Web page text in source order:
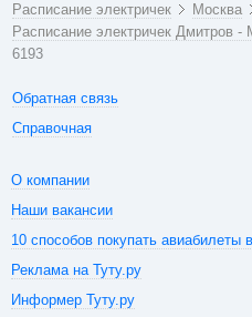
Расписание электричек Москва
Расписание электричек Дмитров -
6193
Обратная связь
Справочная
О компании
Наши вакансии
10 способов покупать авиабилеты
Реклама на Туту.ру
Информер Туту.ру